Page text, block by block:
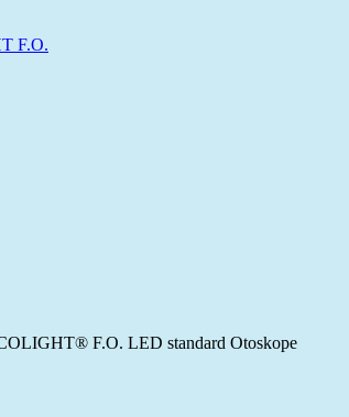
F.O. LED standard Otoskope